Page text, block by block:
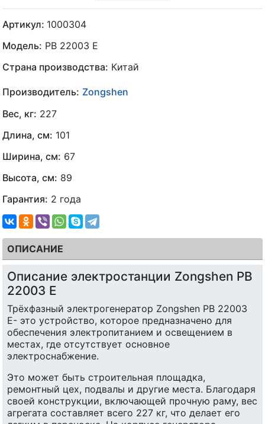
Артикул: 1000304
Модель: PB 22003 E
Страна производства: Китай
Производитель: Zongshen
Вес, кг: 227
Длина, см: 101
Ширина, см: 67
Высота, см: 89
Гарантия: 2 года
ОПИСАНИЕ
Описание электростанции Zongshen PB
22003 E
Трёхфазный электрогенератор Zongshen PB 22003
E- это устройство, которое предназначено для
обеспечения электропитанием и освещением в
местах, где отсутствует основное
электроснабжение.
Это может быть строительная площадка,
ремонтный цех, подвалы и другие места. Благодаря
своей конструкции, включающей прочную раму, вес
агрегата составляет всего 227 кг, что делает его